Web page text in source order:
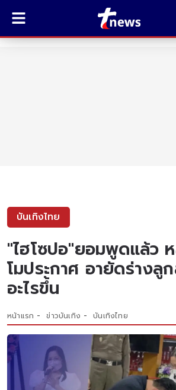
บันเทิงไทย
"ไฮโซปอ"ยอมพูดแล้ว
โมประกาศ อายัดร่างลู
อะไรขึ้น
หน้าแรก ข่าวบันเทิง บันเทิงไทย